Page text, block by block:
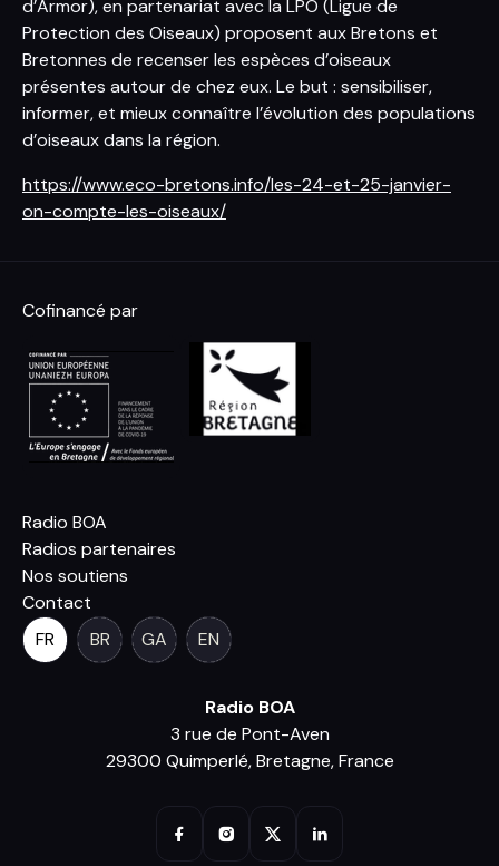
d’Armor), en partenariat avec la LPO (Ligue de
Protection des Oiseaux) proposent aux Bretons et
Bretonnes de recenser les espèces d’oiseaux
présentes autour de chez eux. Le but : sensibiliser,
informer, et mieux connaître l’évolution des populations
d’oiseaux dans la région.
https://www.eco-bretons.info/les-24-et-25-janvier-
on-compte-les-oiseaux/
Cofinancé par
Radio BOA
Radios partenaires
Nos soutiens
Contact
FR
BR GA EN
Radio BOA
3 rue de Pont-Aven
29300 Quimperlé, Bretagne, France